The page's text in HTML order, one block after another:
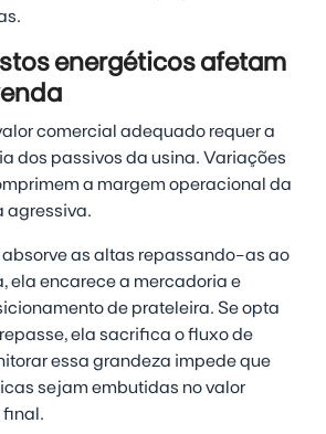
energéticos afetam
comercial adequado requer a
dos passivos da usina. Variações
a margem operacional da
agressiva.
as altas repassando-as ao
ela encarece a mercadoria e
de prateleira. Se opta
ela sacrifica o fluxo de
essa grandeza impede que
sejam embutidas no valor
final.